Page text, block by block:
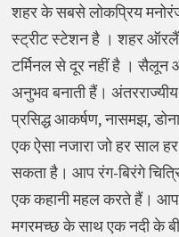
शहर के सबसे लोकप्रिय
स्ट्रीट स्टेशन है । शहर
टर्मिनल से दूर नहीं है । सैलून
अनुभव बनाती हैं।
प्रसिद्ध आकर्षण, नासमझ,
एक ऐसा नजारा जो हर साल
सकता है। आप रंग-बिरंगे
एक कहानी महल करते हैं। आप
मगरमच्छ के साथ एक नदी के